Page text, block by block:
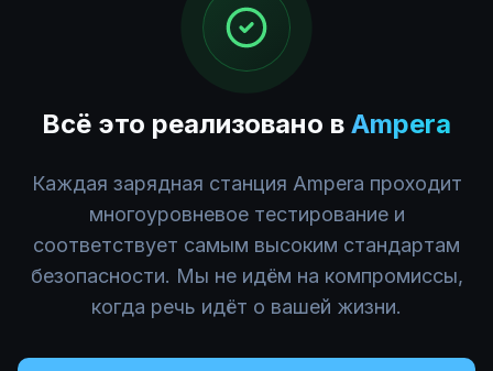
Всё это реализовано в Ampera
Каждая зарядная станция Ampera проходит
многоуровневое тестирование и
соответствует самым высоким стандартам
безопасности. Мы не идём на компромиссы,
когда речь идёт о вашей жизни.